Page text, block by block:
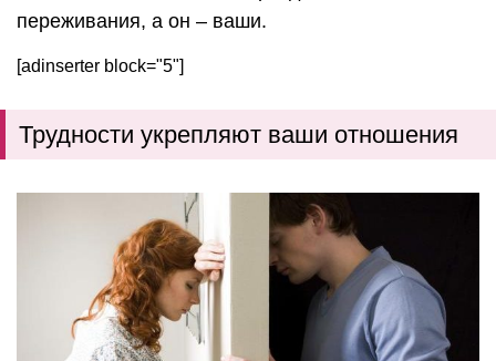
переживания, а он – ваши.
[adinserter block="5"]
Трудности укрепляют ваши отношения